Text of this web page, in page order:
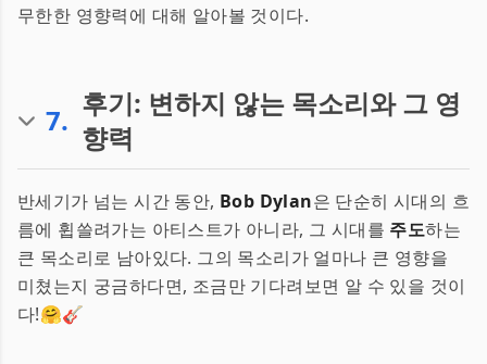
무한한 영향력에 대해 알아볼 것이다.
7. 후기: 변하지 않는 목소리와 그 영
향력
반세기가 넘는 시간 동안, Bob Dylan은 단순히 시대의 흐
름에 휩쓸려가는 아티스트가 아니라, 그 시대를 주도하는
큰 목소리로 남아있다. 그의 목소리가 얼마나 큰 영향을
미쳤는지 궁금하다면, 조금만 기다려보면 알 수 있을 것이
다!🤗🎸